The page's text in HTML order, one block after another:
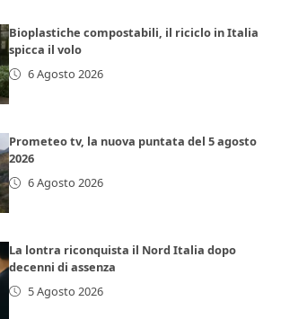
Bioplastiche compostabili, il riciclo in Italia
spicca il volo
6 Agosto 2026
Prometeo tv, la nuova puntata del 5 agosto
2026
6 Agosto 2026
La lontra riconquista il Nord Italia dopo
decenni di assenza
5 Agosto 2026